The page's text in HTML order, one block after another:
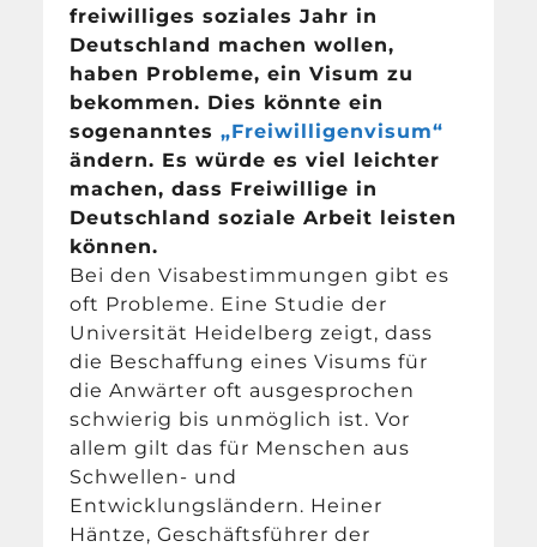
freiwilliges soziales Jahr in
Deutschland machen wollen,
haben Probleme, ein Visum zu
bekommen. Dies könnte ein
sogenanntes„Freiwilligenvisum“
ändern. Es würde es viel leichter
machen, dass Freiwillige in
Deutschland soziale Arbeit leisten
können.
Bei den Visabestimmungen gibt es
oft Probleme. Eine Studie der
Universität Heidelberg zeigt, dass
die Beschaffung eines Visums für
die Anwärter oft ausgesprochen
schwierig bis unmöglich ist. Vor
allem gilt das für Menschen aus
Schwellen- und
Entwicklungsländern. Heiner
Häntze, Geschäftsführer der